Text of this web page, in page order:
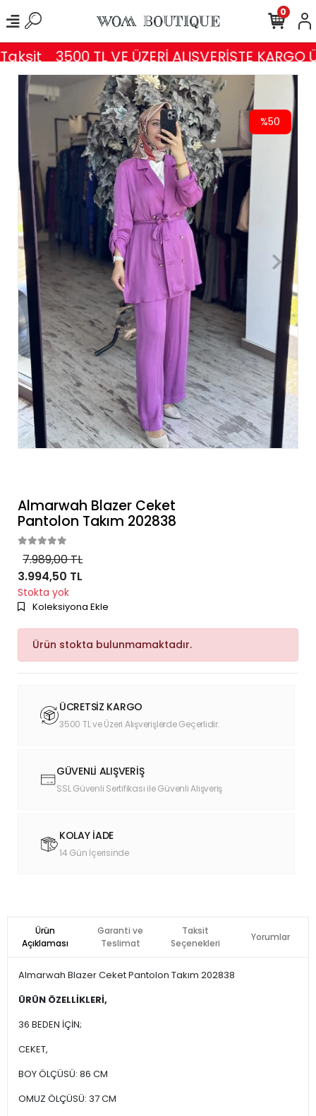
3500 TL VE ÜZERİ ALIŞVERİŞTE KARGO
0
%50
Almarwah Blazer Ceket
Pantolon Takım 202838
7.989,00 TL
3.994,50 TL
Stokta yok
Koleksiyona Ekle
Ürün stokta bulunmamaktadır.
ÜCRETSİZ KARGO
3500 TL ve Üzeri Alışverişlerde Geçerlidir.
GÜVENLİ ALIŞVERİŞ
SSL Güvenli Sertifikası ile Güvenli Alışveriş
KOLAY İADE
14 Gün İçerisinde
Ürün
Açıklaması
Garanti ve
Teslimat
Taksit
Seçenekleri
Yorumlar
Almarwah Blazer Ceket Pantolon Takım 202838
ÜRÜN ÖZELLİKLERİ,
36 BEDEN İÇİN;
CEKET,
BOY ÖLÇÜSÜ: 86 CM
OMUZ ÖLÇÜSÜ: 37 CM